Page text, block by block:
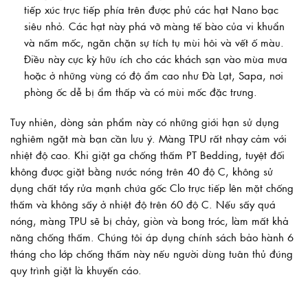
tiếp xúc trực tiếp phía trên được phủ các hạt Nano bạc
siêu nhỏ. Các hạt này phá vỡ màng tế bào của vi khuẩn
và nấm mốc, ngăn chặn sự tích tụ mùi hôi và vết ố màu.
Điều này cực kỳ hữu ích cho các khách sạn vào mùa mưa
hoặc ở những vùng có độ ẩm cao như Đà Lạt, Sapa, nơi
phòng ốc dễ bị ẩm thấp và có mùi mốc đặc trưng.
Tuy nhiên, dòng sản phẩm này có những giới hạn sử dụng
nghiêm ngặt mà bạn cần lưu ý. Màng TPU rất nhạy cảm với
nhiệt độ cao. Khi giặt ga chống thấm PT Bedding, tuyệt đối
không được giặt bằng nước nóng trên 40 độ C, không sử
dụng chất tẩy rửa mạnh chứa gốc Clo trực tiếp lên mặt chống
thấm và không sấy ở nhiệt độ trên 60 độ C. Nếu sấy quá
nóng, màng TPU sẽ bị chảy, giòn và bong tróc, làm mất khả
năng chống thấm. Chúng tôi áp dụng chính sách bảo hành 6
tháng cho lớp chống thấm này nếu người dùng tuân thủ đúng
quy trình giặt là khuyến cáo.